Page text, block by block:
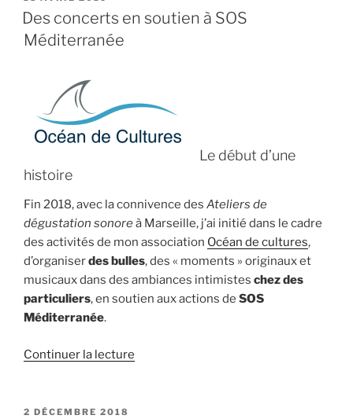
« Regards
LE
Des concerts en soutien à SOS
Méditerranée
Le début d’une
histoire
Fin 2018, avec la connivence des Ateliers de
dégustation sonoreà Marseille, j’ai initié dans le cadre
des activités de mon association Océan de cultures,
d’organiserdes bulles, des « moments » originaux et
musicaux dans des ambiances intimistes chez des
particuliers, en soutien aux actions de SOS
Méditerranée.
Continuer la lecture
PUBLIÉ
2 DÉCEMBRE 2018